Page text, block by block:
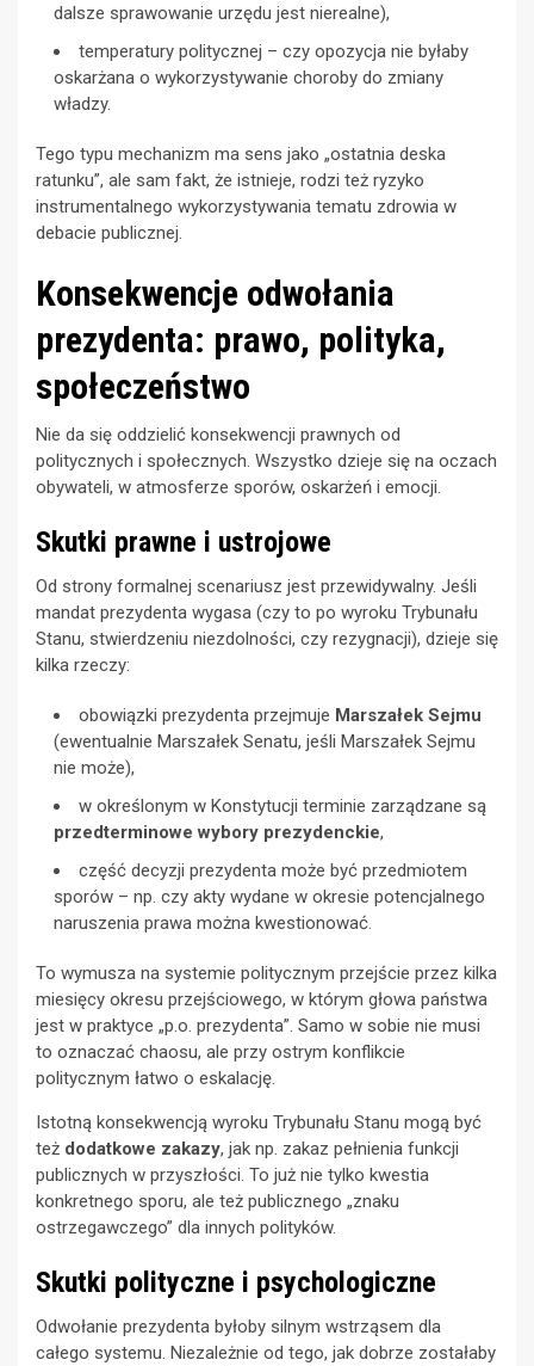
dalsze sprawowanie urzędu jest nierealne),
temperatury politycznej – czy opozycja nie byłaby
oskarżana o wykorzystywanie choroby do zmiany
władzy.
Tego typu mechanizm ma sens jako „ostatnia deska
ratunku”, ale sam fakt, że istnieje, rodzi też ryzyko
instrumentalnego wykorzystywania tematu zdrowia w
debacie publicznej.
Konsekwencje odwołania
prezydenta: prawo, polityka,
społeczeństwo
Nie da się oddzielić konsekwencji prawnych od
politycznych i społecznych. Wszystko dzieje się na oczach
obywateli, w atmosferze sporów, oskarżeń i emocji.
Skutki prawne i ustrojowe
Od strony formalnej scenariusz jest przewidywalny. Jeśli
mandat prezydenta wygasa (czy to po wyroku Trybunału
Stanu, stwierdzeniu niezdolności, czy rezygnacji), dzieje się
kilka rzeczy:
obowiązki prezydenta przejmuje Marszałek Sejmu
(ewentualnie Marszałek Senatu, jeśli Marszałek Sejmu
nie może),
w określonym w Konstytucji terminie zarządzane są
przedterminowe wybory prezydenckie,
część decyzji prezydenta może być przedmiotem
sporów – np. czy akty wydane w okresie potencjalnego
naruszenia prawa można kwestionować.
To wymusza na systemie politycznym przejście przez kilka
miesięcy okresu przejściowego, w którym głowa państwa
jest w praktyce „p.o. prezydenta”. Samo w sobie nie musi
to oznaczać chaosu, ale przy ostrym konflikcie
politycznym łatwo o eskalację.
Istotną konsekwencją wyroku Trybunału Stanu mogą być
też dodatkowe zakazy, jak np. zakaz pełnienia funkcji
publicznych w przyszłości. To już nie tylko kwestia
konkretnego sporu, ale też publicznego „znaku
ostrzegawczego” dla innych polityków.
Skutki polityczne i psychologiczne
Odwołanie prezydenta byłoby silnym wstrząsem dla
całego systemu. Niezależnie od tego, jak dobrze zostałaby